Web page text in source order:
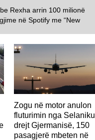
Rexha arrin 100 milionë
në Spotify me “New
Zogu në motor anulon
fluturimin nga Selaniku
drejt Gjermanisë, 150
pasagjerë mbeten në